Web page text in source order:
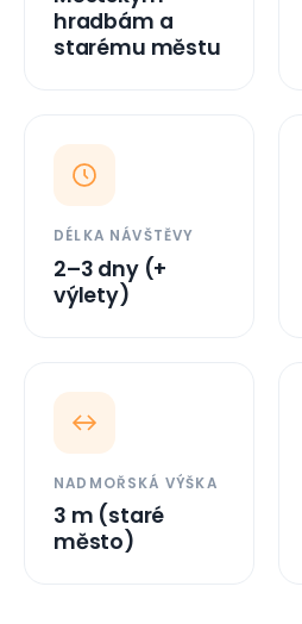
hradbám a
starému městu
DÉLKA NÁVŠTĚVY
2–3 dny (+
výlety)
NADMOŘSKÁ VÝŠKA
3 m (staré
město)